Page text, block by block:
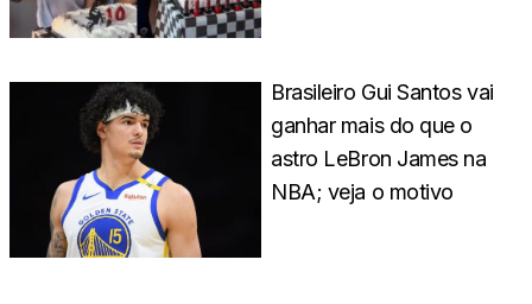
Brasileiro Gui Santos vai
ganhar mais do que o
astro LeBron James na
NBA; veja o motivo